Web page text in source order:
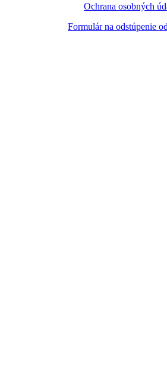
Ochrana osobných
Formulár na odstúpenie